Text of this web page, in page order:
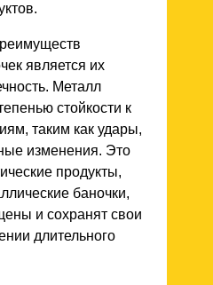
является их
Металл
стойкости к
таким как удары,
изменения. Это
продукты,
баночки,
и сохранят свои
длительного